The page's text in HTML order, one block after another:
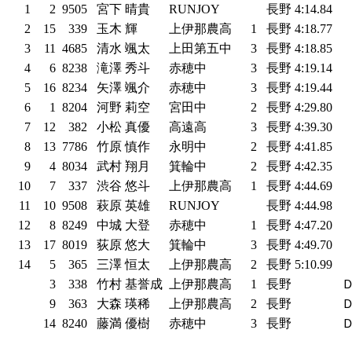
1
2 9505 宮下 晴貴 RUNJOY 長野 4:14.84
2
15 339 玉木 輝 上伊那農高 1 長野 4:18.77
3
11 4685 清水 颯太 上田第五中 3 長野 4:18.85
4
6 8238 滝澤 秀斗 赤穂中 3 長野 4:19.14
5
16 8234 矢澤 颯介 赤穂中 3 長野 4:19.44
6
1 8204 河野 莉空 宮田中 2 長野 4:29.80
7
12 382 小松 真優 高遠高 3 長野 4:39.30
8
13 7786 竹原 慎作 永明中 2 長野 4:41.85
9
4 8034 武村 翔月 箕輪中 2 長野 4:42.35
10
7 337 渋谷 悠斗 上伊那農高 1 長野 4:44.69
11
10 9508 萩原 英雄 RUNJOY 長野 4:44.98
12
8 8249 中城 大登 赤穂中 1 長野 4:47.20
13
17 8019 荻原 悠大 箕輪中 3 長野 4:49.70
14
5 365 三澤 恒太 上伊那農高 2 長野 5:10.99
3
338 竹村 基誉成 上伊那農高 1 長野
9
363 大森 瑛稀 上伊那農高 2 長野
14 8240 藤満 優樹 赤穂中 3 長野